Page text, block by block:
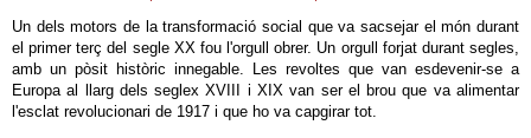
Un dels motors de la transformació social que va sacsejar el món durant
el primer terç del segle XX fou l'orgull obrer. Un orgull forjat durant segles,
amb un pòsit històric innegable. Les revoltes que van esdevenir-se a
Europa al llarg dels seglex XVIII i XIX van ser el brou que va alimentar
l'esclat revolucionari de 1917 i que ho va capgirar tot.